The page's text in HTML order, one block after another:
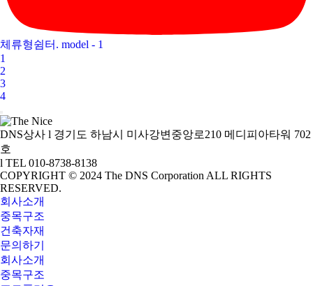
체류형쉼터. model - 1
1
2
3
4
DNS상사 l 경기도 하남시 미사강변중앙로210 메디피아타워 702
호
l TEL 010-8738-8138
COPYRIGHT © 2024 The DNS Corporation ALL RIGHTS
RESERVED.
회사소개
중목구조
건축자재
문의하기
회사소개
중목구조